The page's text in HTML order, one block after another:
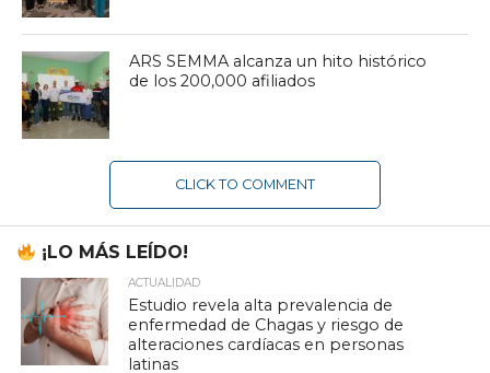
ARS SEMMA alcanza un hito histórico
de los 200,000 afiliados
CLICK TO COMMENT
¡LO MÁS LEÍDO!
ACTUALIDAD
Estudio revela alta prevalencia de
enfermedad de Chagas y riesgo de
alteraciones cardíacas en personas
latinas